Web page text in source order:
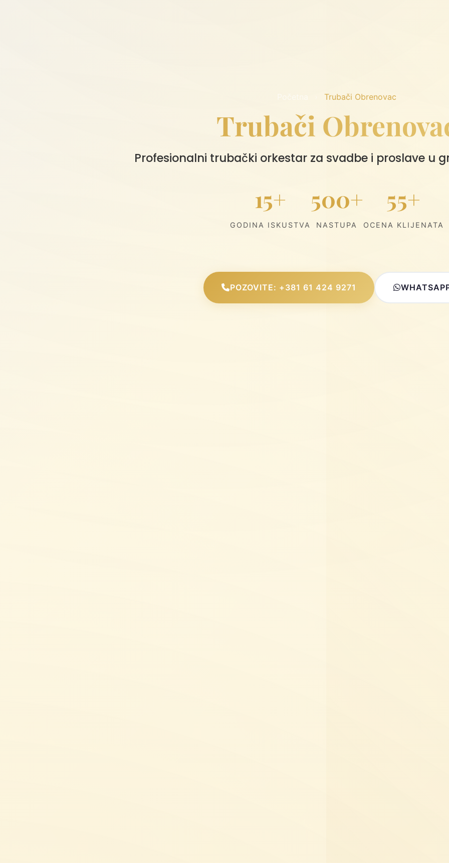
Trubači Obrenovac
Trubači
Profesionalni trubački orkestar za svadbe i proslave u
15+
GODINA ISKUSTVA
500+
NASTUPA
55+
OCENA KLIJENATA
POZOVITE: +381 61 424 9271